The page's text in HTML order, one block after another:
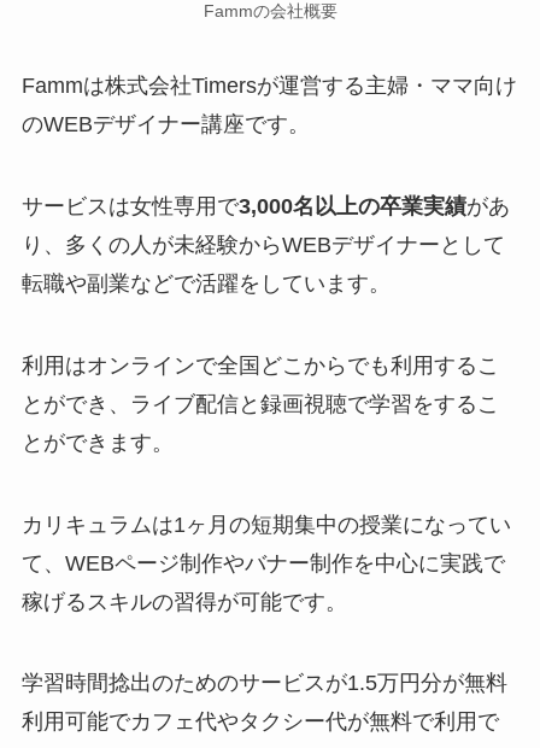
Fammの会社概要
Fammは株式会社Timersが運営する主婦・ママ向け
のWEBデザイナー講座です。
サービスは女性専用で3,000名以上の卒業実績があ
り、多くの人が未経験からWEBデザイナーとして
転職や副業などで活躍をしています。
利用はオンラインで全国どこからでも利用するこ
とができ、ライブ配信と録画視聴で学習をするこ
とができます。
カリキュラムは1ヶ月の短期集中の授業になってい
て、WEBページ制作やバナー制作を中心に実践で
稼げるスキルの習得が可能です。
学習時間捻出のためのサービスが1.5万円分が無料
利用可能でカフェ代やタクシー代が無料で利用で